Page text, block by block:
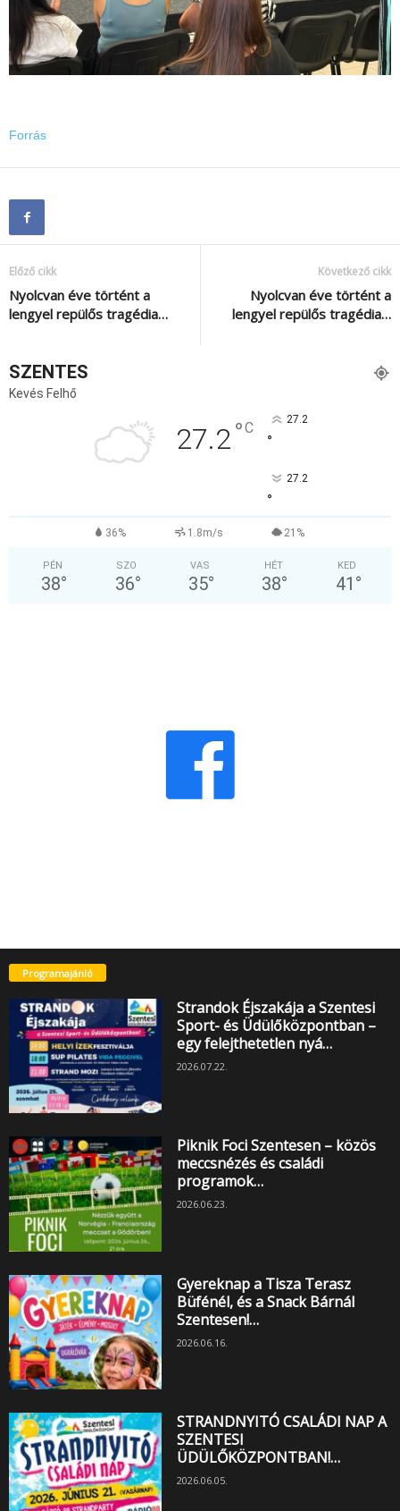
Forrás
Előző cikk
Nyolcvan éve történt a
lengyel repülős tragédia…
Következő cikk
Nyolcvan éve történt a
lengyel repülős tragédia…
SZENTES
Kevés Felhő
27.2°C 27.2
°
27.2
°
36% 1.8m/s 21%
PÉN
38°
SZO
36°
VAS
35°
HÉT
38°
KED
41 °
Programajánló
Strandok Éjszakája a Szentesi
Sport- és Üdülőközpontban –
egy felejthetetlen nyá…
2026.07.22.
Piknik Foci Szentesen – közös
meccsnézés és családi
programok…
2026.06.23.
Gyereknap a Tisza Terasz
Büfénél, és a Snack Bárnál
Szentesen!…
2026.06.16.
STRANDNYITÓ CSALÁDI NAP A
SZENTESI
ÜDÜLŐKÖZPONTBAN!…
2026.06.05.